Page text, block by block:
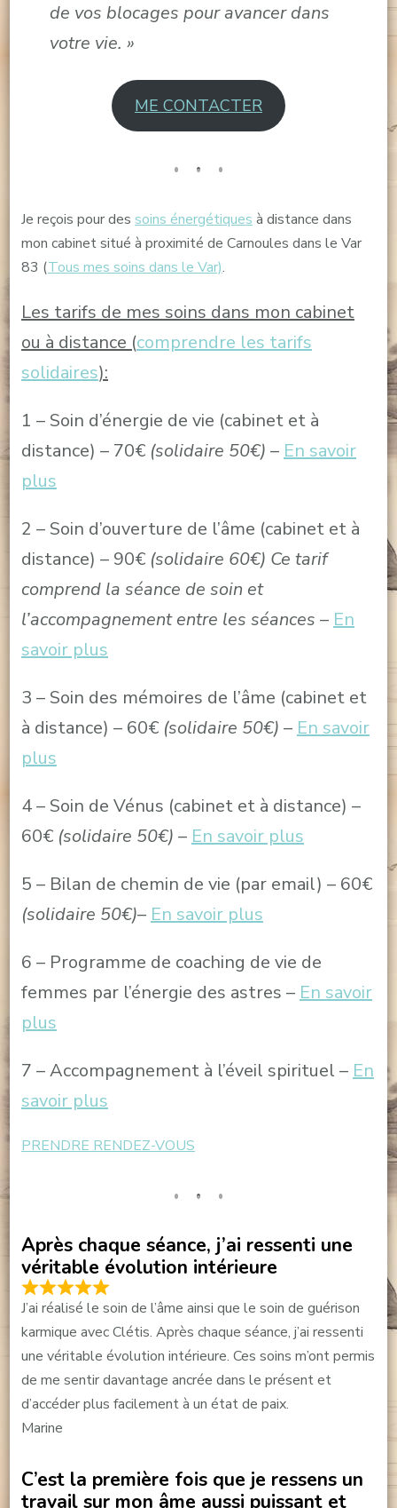
de vos blocages pour avancer dans
votre vie. »
ME CONTACTER
Je reçois pour des soins énergétiques à distance dans
mon cabinet situé à proximité de Carnoules dans le Var
83 (Tous mes soins dans le Var).
Les tarifs de mes soins dans mon cabinet
ou à distance (comprendre les tarifs
solidaires):
1 – Soin d’énergie de vie (cabinet et à
distance) – 70€ (solidaire 50€) – En savoir
plus
2 – Soin d’ouverture de l’âme (cabinet et à
distance) – 90€ (solidaire 60€) Ce tarif
comprend la séance de soin et
l’accompagnement entre les séances – En
savoir plus
3 – Soin des mémoires de l’âme (cabinet et
à distance) – 60€ (solidaire 50€) – En savoir
plus
4 – Soin de Vénus (cabinet et à distance) –
60€ (solidaire 50€) – En savoir plus
5 – Bilan de chemin de vie (par email) – 60€
(solidaire 50€)– En savoir plus
6 – Programme de coaching de vie de
femmes par l’énergie des astres – En savoir
plus
7 – Accompagnement à l’éveil spirituel – En
savoir plus
PRENDRE RENDEZ-VOUS
Après chaque séance, j’ai ressenti une
véritable évolution intérieure
J’ai réalisé le soin de l’âme ainsi que le soin de guérison
karmique avec Clétis. Après chaque séance, j’ai ressenti
une véritable évolution intérieure. Ces soins m’ont permis
de me sentir davantage ancrée dans le présent et
d’accéder plus facilement à un état de paix.
Marine
C’est la première fois que je ressens un
travail sur mon âme aussi puissant et